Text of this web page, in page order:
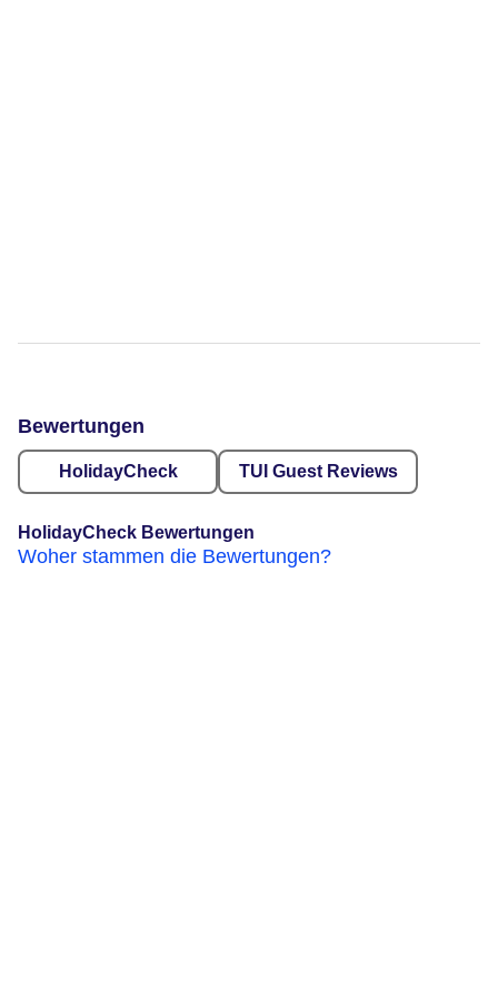
Bewertungen
HolidayCheck TUI Guest Reviews
HolidayCheck Bewertungen
Woher stammen die Bewertungen?